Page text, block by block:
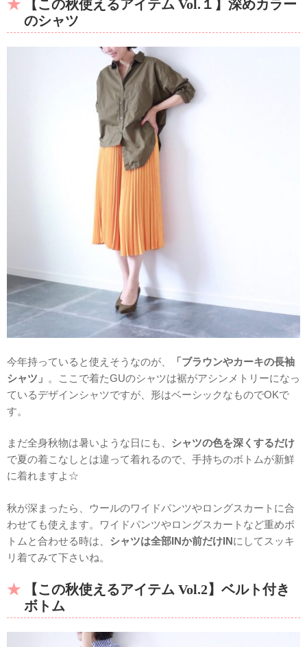
【この秋使えるアイテム Vol.１】深めカラー
のシャツ
今年持っていると使えそうなのが、
「ブラウンやカーキの長袖
シャツ」 。ここで着たGUのシャツは裾がアシンメトリーになっ
ているデザインシャツですが、形はベーシックなものでOKで
す。
まだ全身秋物は暑いような日にも、 シャツの色を深くするだけ
で夏の着こなしとは違って着れるので、手持ちのボトムが新鮮
に着れますよ☆
秋が深まったら、ウールのワイドパンツやロングスカートに合
わせても使えます。ワイドパンツやロングスカートなど重めボ
トムと合わせる時は、 シャツは全部INか前だけINにしてスッキ
リ着てみて下さいね。
【この秋使えるアイテム Vol.2】ベルト付き
ボトム